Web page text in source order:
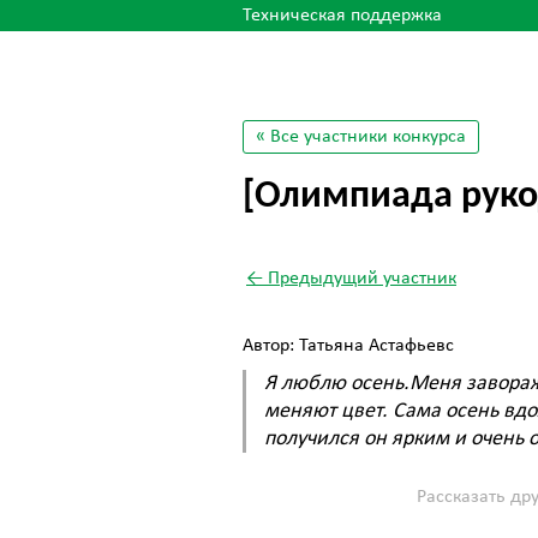
Техническая поддержка
« Все участники конкурса
[Олимпиада
← Предыдущий участник
Автор: Татьяна Астафьевс
Я люблю осень.Меня
меняют цвет. Сама осень
получился он ярким и очень
Рассказать